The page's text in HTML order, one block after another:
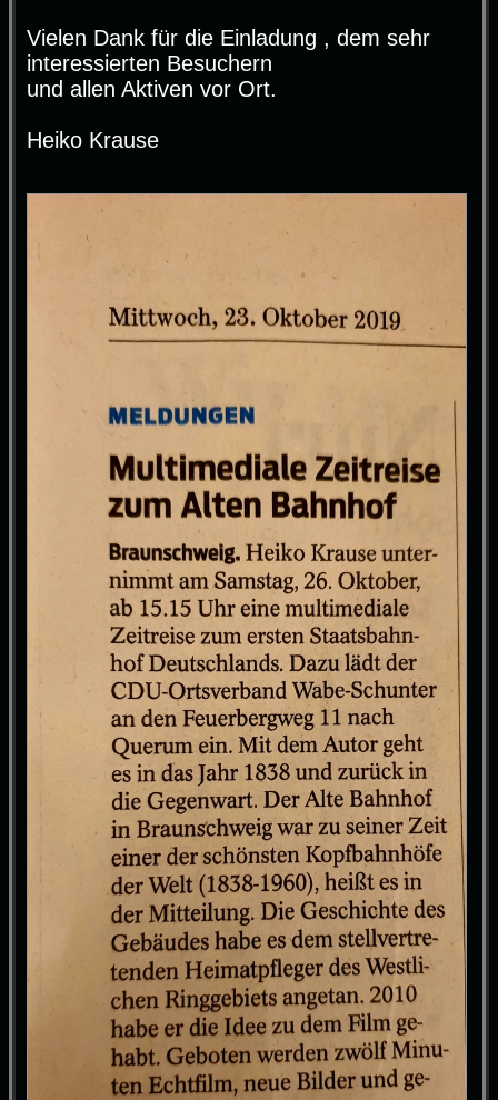
Vielen Dank für die Einladung , dem sehr
interessierten Besuchern
und allen Aktiven vor Ort.
Heiko Krause